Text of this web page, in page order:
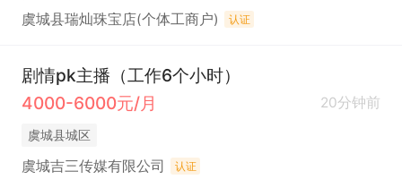
虞城县瑞灿珠宝店(个体工商户) 认证
剧情pk主播（工作6个小时）
4000-6000元/月
20分钟前
虞城县城区
虞城吉三传媒有限公司 认证